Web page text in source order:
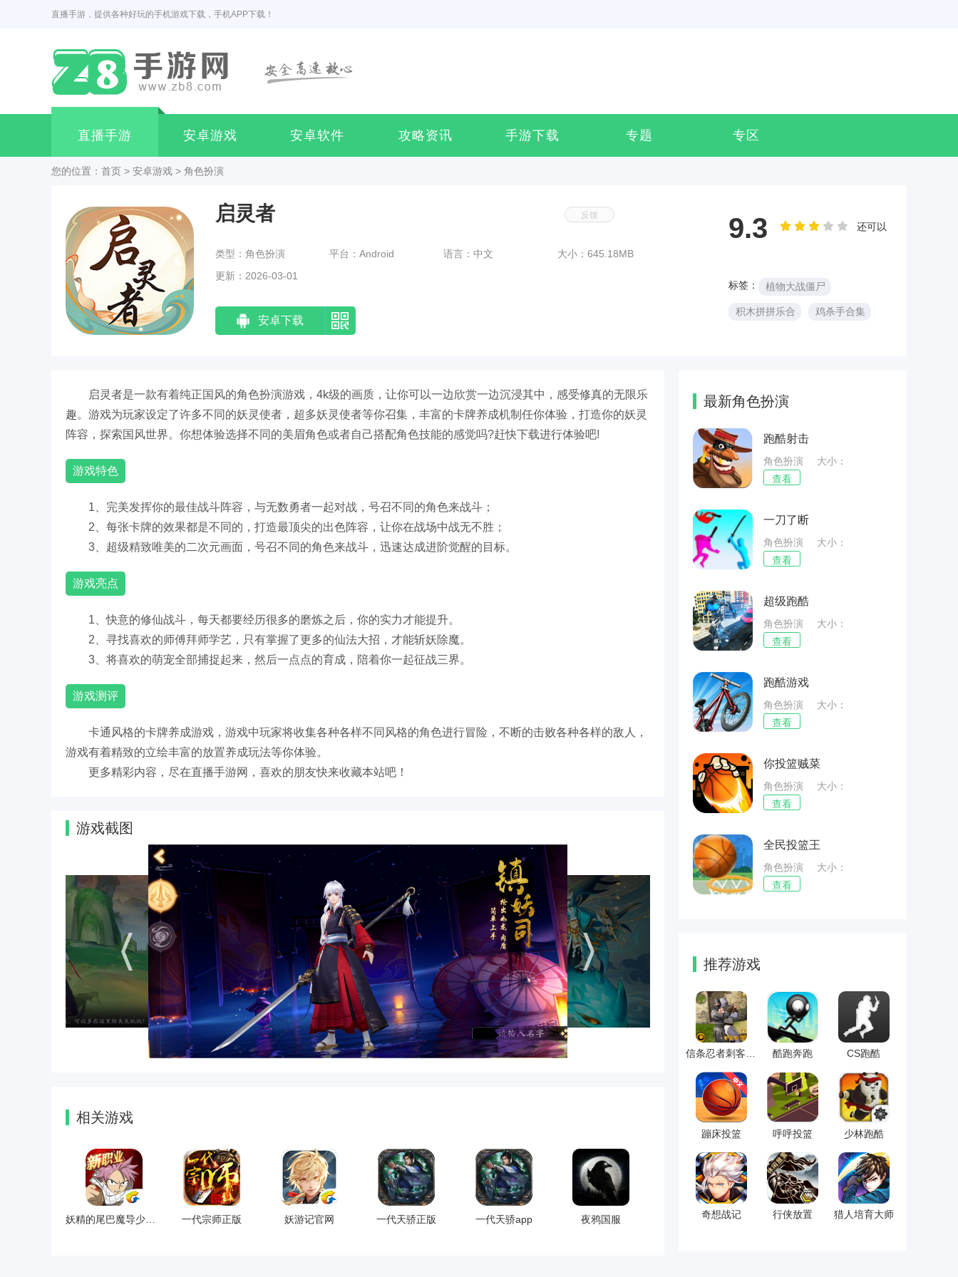
直播手游，提供各种好玩的手机游戏下载，手机APP下载！
直播手游 安卓游戏 安卓软件 攻略资讯 手游下载 专题 专区
您的位置： 首页 > 安卓游戏 > 角色扮演
类型：角色扮演 平台：Android 语言：中文
大小：645.18MB
更新：2026-03-01
安卓下载
还可以
9.3
标签： 植物大战僵尸
积木拼拼乐合 鸡杀手合集
启灵者
启灵者是一款有着纯正国风的角色扮演游戏，4k级的画质，让你可以一边欣赏一边沉浸其中，感受修真的无限乐
趣。游戏为玩家设定了许多不同的妖灵使者，超多妖灵使者等你召集，丰富的卡牌养成机制任你体验，打造你的妖灵
阵容，探索国风世界。你想体验选择不同的美眉角色或者自己搭配角色技能的感觉吗?赶快下载进行体验吧!
游戏特色
1、完美发挥你的最佳战斗阵容，与无数勇者一起对战，号召不同的角色来战斗；
2、每张卡牌的效果都是不同的，打造最顶尖的出色阵容，让你在战场中战无不胜；
3、超级精致唯美的二次元画面，号召不同的角色来战斗，迅速达成进阶觉醒的目标。
游戏亮点
1、快意的修仙战斗，每天都要经历很多的磨炼之后，你的实力才能提升。
2、寻找喜欢的师傅拜师学艺，只有掌握了更多的仙法大招，才能斩妖除魔。
3、将喜欢的萌宠全部捕捉起来，然后一点点的育成，陪着你一起征战三界。
游戏测评
卡通风格的卡牌养成游戏，游戏中玩家将收集各种各样不同风格的角色进行冒险，不断的击败各种各样的敌人，
游戏有着精致的立绘丰富的放置养成玩法等你体验。
更多精彩内容，尽在直播手游网，喜欢的朋友快来收藏本站吧！
游戏截图
相关游戏
一代宗师正版 妖游记官网 一代天骄正版 一代天骄app 夜鸦国服
最新角色扮演
跑酷射击
角色扮演
大小：
26.25MB
查看
一刀了断
角色扮演
大小：
86.95MB
查看
超级跑酷
角色扮演
大小：
70.28MB
查看
跑酷游戏
角色扮演
大小：
20.69MB
查看
你投篮贼菜
角色扮演
大小：
50.29MB
查看
全民投篮王
角色扮演
大小：
47.15MB
查看
推荐游戏
酷跑奔跑 CS跑酷
蹦床投篮 呼呼投篮 少林跑酷
奇想战记 行侠放置 猎人培育大师
反馈